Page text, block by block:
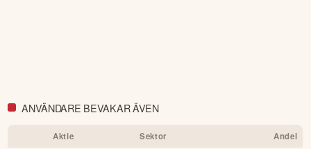
ANVÄNDARE BEVAKAR ÄVEN
Aktie Sektor Andel